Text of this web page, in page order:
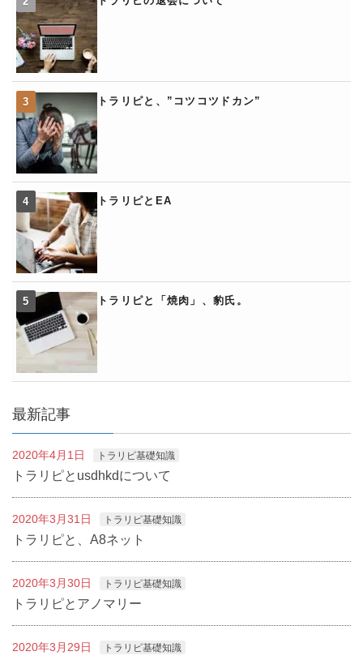
トラリピと、”コツコツドカン”
トラリピとEA
トラリピと「焼肉」、豹氏。
最新記事
2020年4月1日 トラリピ基礎知識
トラリピとusdhkdについて
2020年3月31日 トラリピ基礎知識
トラリピと、A8ネット
2020年3月30日 トラリピ基礎知識
トラリピとアノマリー
2020年3月29日 トラリピ基礎知識